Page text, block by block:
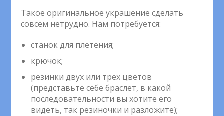
Такое оригинальное украшение сделать
совсем нетрудно. Нам потребуется:
станок для плетения;
крючок;
резинки двух или трех цветов
(представьте себе браслет, в какой
последовательности вы хотите его
видеть, так резиночки и разложите);